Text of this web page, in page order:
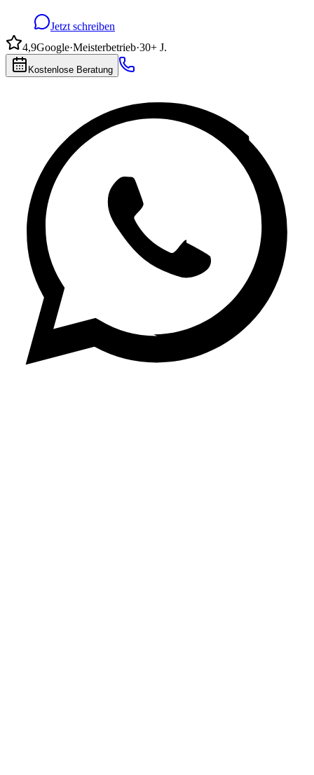
Jetzt schreiben
4,9Google·Meisterbetrieb·30+ J.
Kostenlose Beratung